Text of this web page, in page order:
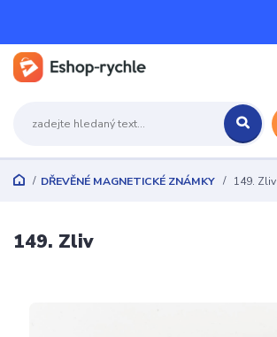
DŘEVĚNÉ MAGNETICKÉ ZNÁMKY 149. Zliv
149. Zliv